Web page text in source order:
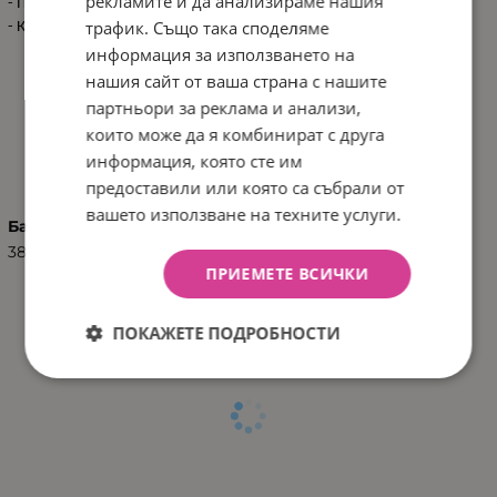
- Продукт: 26 см / 0.065 кг
- Кашон: 48х28х28 см/ 3 кг / 24 бр/кашон
ХАРАКТЕРИСТИКИ
Баркод (ISBN, UPC, др.)
3801201013540
трафик. Също така споделяме
информация за използването на
нашия сайт от ваша страна с нашите
партньори за реклама и анализи,
които може да я комбинират с друга
информация, която сте им
предоставили или която са събрали от
вашето използване на техните услуги.
ПРИЕМЕТЕ ВСИЧКИ
ПОКАЖЕТЕ ПОДРОБНОСТИ